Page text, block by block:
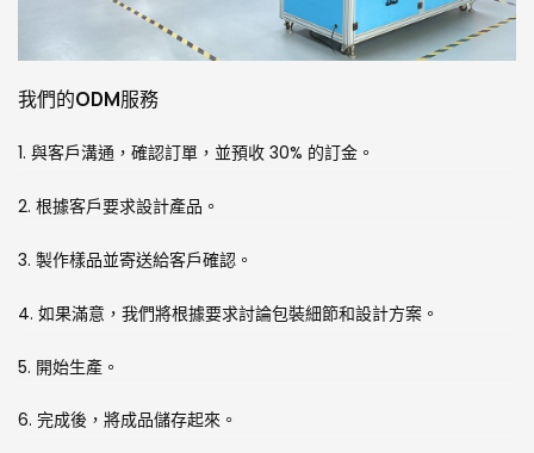
我們的ODM服務
1. 與客戶溝通，確認訂單，並預收 30% 的訂金。
2. 根據客戶要求設計產品。
3. 製作樣品並寄送給客戶確認。
4. 如果滿意，我們將根據要求討論包裝細節和設計方案。
5. 開始生產。
6. 完成後，將成品儲存起來。